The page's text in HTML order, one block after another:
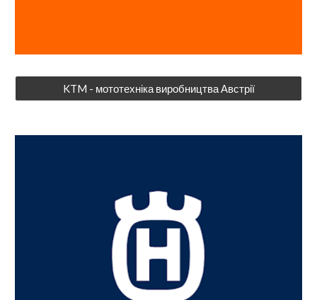
KTM - мототехніка виробництва Австрії